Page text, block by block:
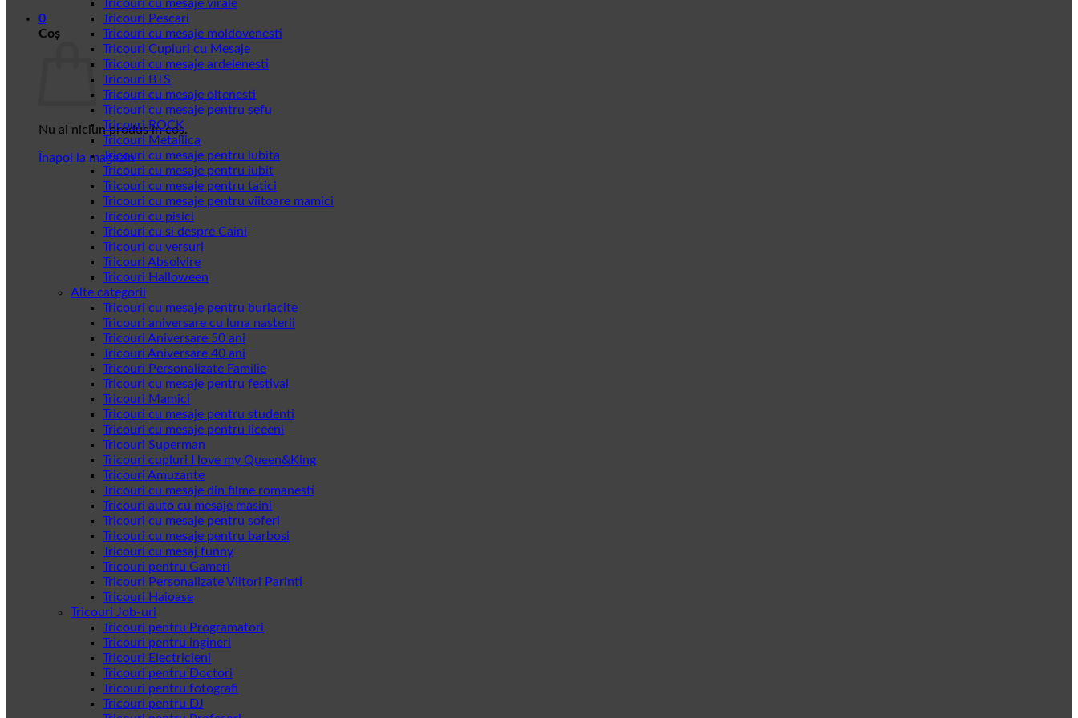
0
Coș
Nu ai niciun produs în coș.
Înapoi la magazin
Tricouri cu mesaje virale
Tricouri Pescari
Tricouri cu mesaje moldovenesti
Tricouri Cupluri cu Mesaje
Tricouri cu mesaje ardelenesti
Tricouri BTS
Tricouri cu mesaje oltenesti
Tricouri cu mesaje pentru sefu
Tricouri ROCK
Tricouri Metallica
Tricouri cu mesaje pentru iubita
Tricouri cu mesaje pentru iubit
Tricouri cu mesaje pentru tatici
Tricouri cu mesaje pentru viitoare mamici
Tricouri cu pisici
Tricouri cu si despre Caini
Tricouri cu versuri
Tricouri Absolvire
Tricouri Halloween
Alte categorii
Tricouri cu mesaje pentru burlacite
Tricouri aniversare cu luna nasterii
Tricouri Aniversare 50 ani
Tricouri Aniversare 40 ani
Tricouri Personalizate Familie
Tricouri cu mesaje pentru festival
Tricouri Mamici
Tricouri cu mesaje pentru studenti
Tricouri cu mesaje pentru liceeni
Tricouri Superman
Tricouri cupluri I love my Queen&King
Tricouri Amuzante
Tricouri cu mesaje din filme romanesti
Tricouri auto cu mesaje masini
Tricouri cu mesaje pentru soferi
Tricouri cu mesaje pentru barbosi
Tricouri cu mesaj funny
Tricouri pentru Gameri
Tricouri Personalizate Viitori Parinti
Tricouri Haioase
Tricouri Job-uri
Tricouri pentru Programatori
Tricouri pentru ingineri
Tricouri Electricieni
Tricouri pentru Doctori
Tricouri pentru fotografi
Tricouri pentru DJ